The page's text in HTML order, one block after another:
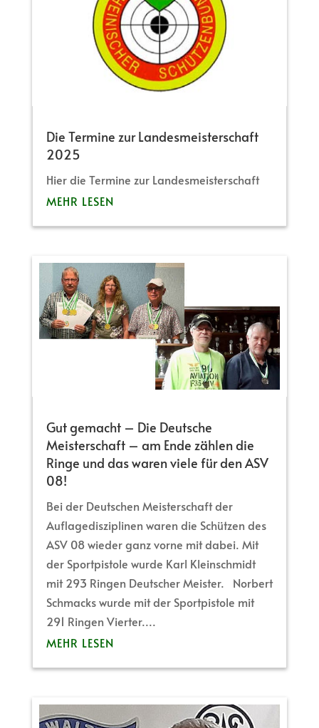
Die Termine zur Landesmeisterschaft
2025
Hier die Termine zur Landesmeisterschaft
MEHR LESEN
Gut gemacht – Die Deutsche
Meisterschaft – am Ende zählen die
Ringe und das waren viele für den ASV
08!
Bei der Deutschen Meisterschaft der
Auflagedisziplinen waren die Schützen des
ASV 08 wieder ganz vorne mit dabei. Mit
der Sportpistole wurde Karl Kleinschmidt
mit 293 Ringen Deutscher Meister. Norbert
Schmacks wurde mit der Sportpistole mit
291 Ringen Vierter....
MEHR LESEN